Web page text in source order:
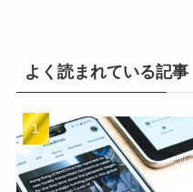
よく読まれている記事